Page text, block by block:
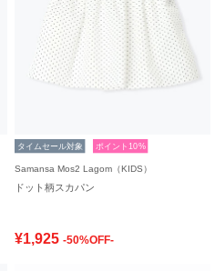
タイムセール対象 ポイント10%
Samansa Mos2 Lagom（KIDS）
ドット柄スカパン
¥1,925 -50%OFF-